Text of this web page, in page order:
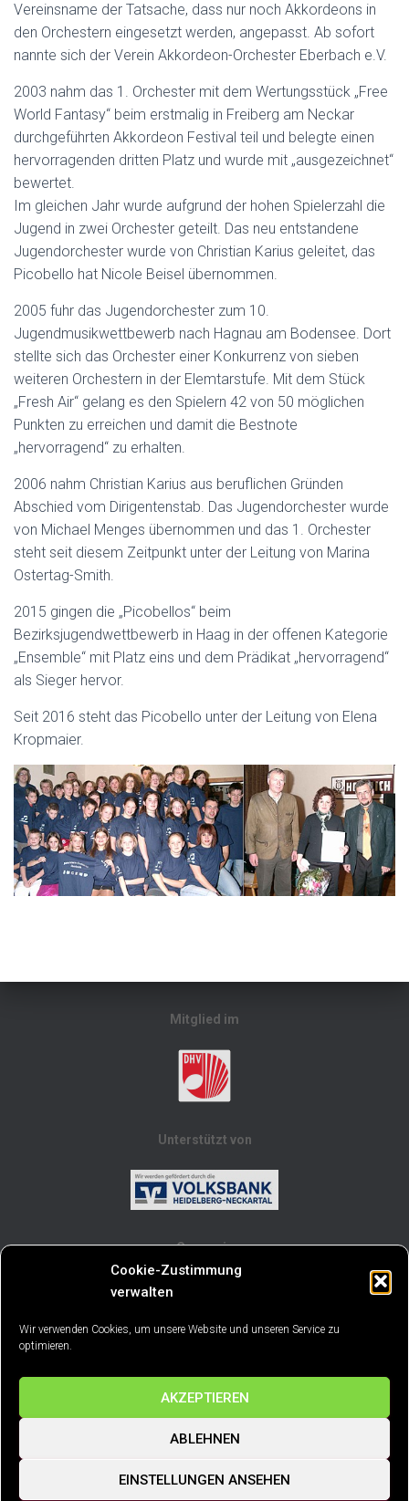
Cookie-Zustimmung
verwalten
Wir verwenden Cookies, um unsere Website und unseren Service zu
optimieren.
AKZEPTIEREN
ABLEHNEN
EINSTELLUNGEN ANSEHEN
Vereinsname der Tatsache, dass nur noch Akkordeons in
den Orchestern eingesetzt werden, angepasst. Ab sofort
nannte sich der Verein Akkordeon-Orchester Eberbach e.V.
2003 nahm das 1. Orchester mit dem Wertungsstück „Free
World Fantasy“ beim erstmalig in Freiberg am Neckar
durchgeführten Akkordeon Festival teil und belegte einen
hervorragenden dritten Platz und wurde mit „ausgezeichnet“
bewertet.
Im gleichen Jahr wurde aufgrund der hohen Spielerzahl die
Jugend in zwei Orchester geteilt. Das neu entstandene
Jugendorchester wurde von Christian Karius geleitet, das
Picobello hat Nicole Beisel übernommen.
2005 fuhr das Jugendorchester zum 10.
Jugendmusikwettbewerb nach Hagnau am Bodensee. Dort
stellte sich das Orchester einer Konkurrenz von sieben
weiteren Orchestern in der Elemtarstufe. Mit dem Stück
„Fresh Air“ gelang es den Spielern 42 von 50 möglichen
Punkten zu erreichen und damit die Bestnote
„hervorragend“ zu erhalten.
2006 nahm Christian Karius aus beruflichen Gründen
Abschied vom Dirigentenstab. Das Jugendorchester wurde
von Michael Menges übernommen und das 1. Orchester
steht seit diesem Zeitpunkt unter der Leitung von Marina
Ostertag-Smith.
2015 gingen die „Picobellos“ beim
Bezirksjugendwettbewerb in Haag in der offenen Kategorie
„Ensemble“ mit Platz eins und dem Prädikat „hervorragend“
als Sieger hervor.
Seit 2016 steht das Picobello unter der Leitung von Elena
Kropmaier.
Mitglied im
Unterstützt von
Gruppe in
IMPRESSUM